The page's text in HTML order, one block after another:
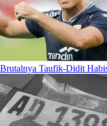
Brutalnya Taufik-Didit